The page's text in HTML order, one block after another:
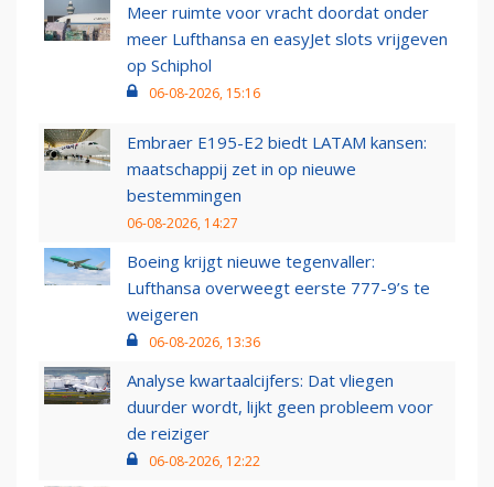
Meer ruimte voor vracht doordat onder
meer Lufthansa en easyJet slots vrijgeven
op Schiphol
06-08-2026, 15:16
Embraer E195-E2 biedt LATAM kansen:
maatschappij zet in op nieuwe
bestemmingen
06-08-2026, 14:27
Boeing krijgt nieuwe tegenvaller:
Lufthansa overweegt eerste 777-9’s te
weigeren
06-08-2026, 13:36
Analyse kwartaalcijfers: Dat vliegen
duurder wordt, lijkt geen probleem voor
de reiziger
06-08-2026, 12:22